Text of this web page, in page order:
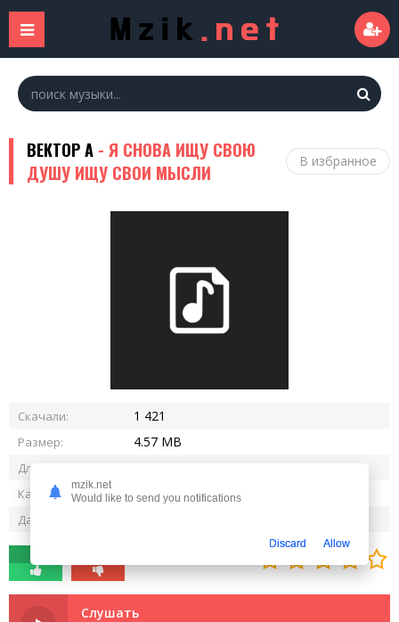
ВЕКТОР А - Я СНОВА ИЩУ СВОЮ
ДУШУ ИЩУ СВОИ МЫСЛИ
В избранное
Скачали: 1 421
Размер: 4.57 MB
Длительность:
Качество: 320 kbps
Дата релиза:
Слушать
mzik.net
Would like to send you notifications
Discard Allow